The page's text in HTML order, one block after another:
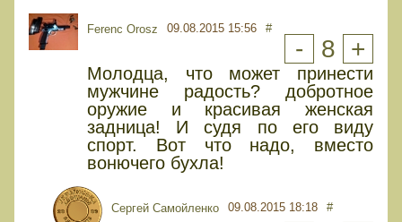
Ferenc Orosz 09.08.2015 15:56 #
- 8 +
Молодца, что может принести
мужчине радость? добротное
оружие и красивая женская
задница! И судя по его виду
спорт. Вот что надо, вместо
вонючего бухла!
Сергей Самойленко 09.08.2015 18:18 #